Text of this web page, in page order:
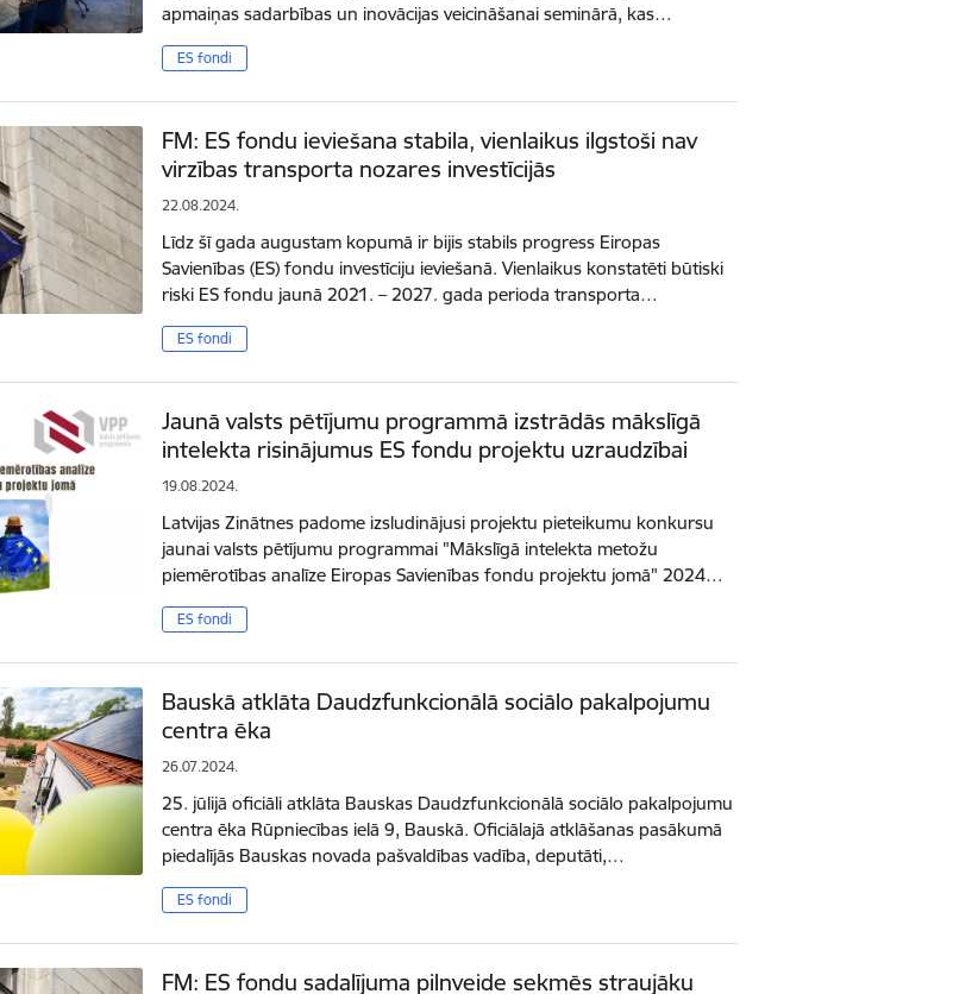
apmaiņas sadarbības un inovācijas veicināšanai seminārā, kas…
ES fondi
FM: ES fondu ieviešana stabila, vienlaikus ilgstoši nav
virzības transporta nozares investīcijās
22.08.2024.
Līdz šī gada augustam kopumā ir bijis stabils progress Eiropas
Savienības (ES) fondu investīciju ieviešanā. Vienlaikus konstatēti būtiski
riski ES fondu jaunā 2021. – 2027. gada perioda transporta…
ES fondi
Jaunā valsts pētījumu programmā izstrādās mākslīgā
intelekta risinājumus ES fondu projektu uzraudzībai
19.08.2024.
Latvijas Zinātnes padome izsludinājusi projektu pieteikumu konkursu
jaunai valsts pētījumu programmai "Mākslīgā intelekta metožu
piemērotības analīze Eiropas Savienības fondu projektu jomā" 2024…
ES fondi
Bauskā atklāta Daudzfunkcionālā sociālo pakalpojumu
centra ēka
26.07.2024.
25. jūlijā oficiāli atklāta Bauskas Daudzfunkcionālā sociālo pakalpojumu
centra ēka Rūpniecības ielā 9, Bauskā. Oficiālajā atklāšanas pasākumā
piedalījās Bauskas novada pašvaldības vadība, deputāti,…
ES fondi
FM: ES fondu sadalījuma pilnveide sekmēs straujāku